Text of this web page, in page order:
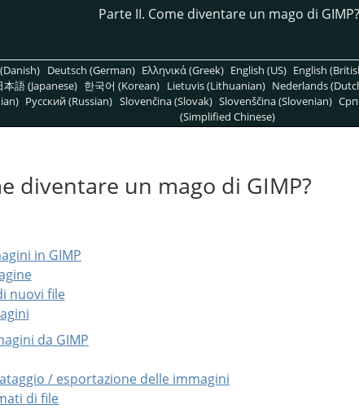
Parte II. Come diventare un mago di GIMP?
Deutsch (German) Ελληνικά (Greek) English (US) English
本語 (Japanese) 한국어 (Korean) Lietuvis (Lithuanian) Nederlands
Pусский (Russian) Slovenčina (Slovak) Slovenščina (Slovenian)
(Simplified Chinese)
diventare un mago di GIMP?
in GIMP
nuovi file
da GIMP
/ esportazione delle immagini
di file